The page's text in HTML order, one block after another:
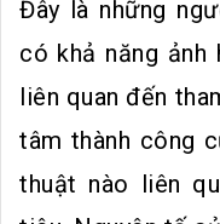
Đây là những
có khả năng ảnh
liên quan đến
tâm thành công
thuật nào liên